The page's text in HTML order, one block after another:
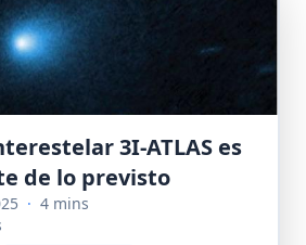
3I-ATLAS es
de lo previsto
· 4 mins